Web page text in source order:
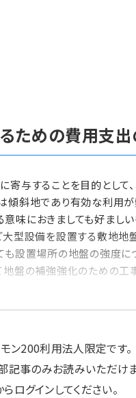
ための費用支
与することを目的として
傾斜地であり有効な利用
におきましても好ましい
大型設備を設置する敷地
設置場所の地盤の強度に
地盤の補強強化のための工
ン200利用法人限定です。
記事のみお読みいただけま
ログインしてください。